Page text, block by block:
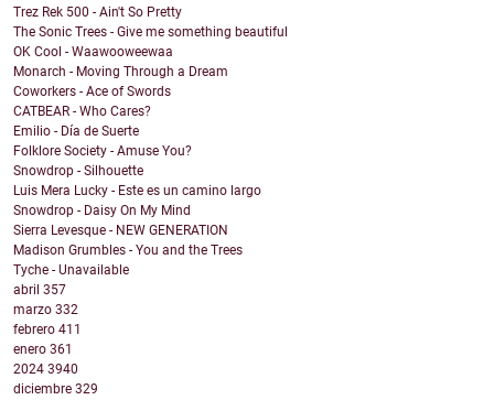
Trez Rek 500 - Ain't So Pretty
The Sonic Trees - Give me something beautiful
OK Cool - Waawooweewaa
Monarch - Moving Through a Dream
Coworkers - Ace of Swords
CATBEAR - Who Cares?
Emilio - Día de Suerte
Folklore Society - Amuse You?
Snowdrop - Silhouette
Luis Mera Lucky - Este es un camino largo
Snowdrop - Daisy On My Mind
Sierra Levesque - NEW GENERATION
Madison Grumbles - You and the Trees
Tyche - Unavailable
abril 357
marzo 332
febrero 411
enero 361
2024 3940
diciembre 329